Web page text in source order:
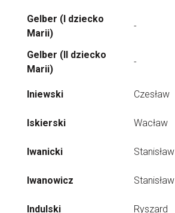
Gelber (I dziecko
Marii)
-
Gelber (II dziecko
Marii)
-
Iniewski Czesław
Iskierski Wacław
Iwanicki Stanisław
Iwanowicz Stanisław
Indulski Ryszard